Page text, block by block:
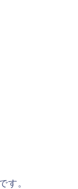
す。